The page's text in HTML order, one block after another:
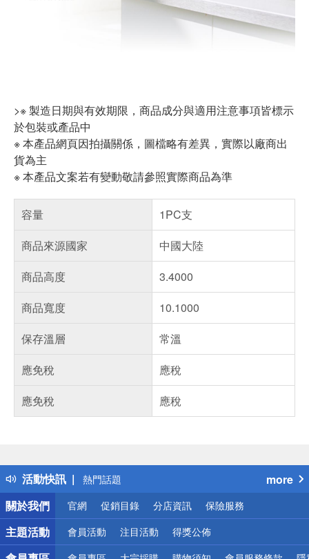
>※ 製造日期與有效期限，商品成分與適用注意事項皆標示
於包裝或產品中
※ 本產品網頁因拍攝關係，圖檔略有差異，實際以廠商出
貨為主
※ 本產品文案若有變動敬請參照實際商品為準
容量
1PC支
商品來源國家
中國大陸
商品高度
3.4000
商品寬度
10.1000
保存溫層
常溫
應免稅
應稅
應免稅
應稅
活動快訊
得獎公告
熱門話題
銀行優惠
偏遠地區配送
詐騙網頁！請小心！
more
關於我們
官網 促銷目錄 分店資訊 保險服務
主題活動 會員活動 注目活動 得獎公佈